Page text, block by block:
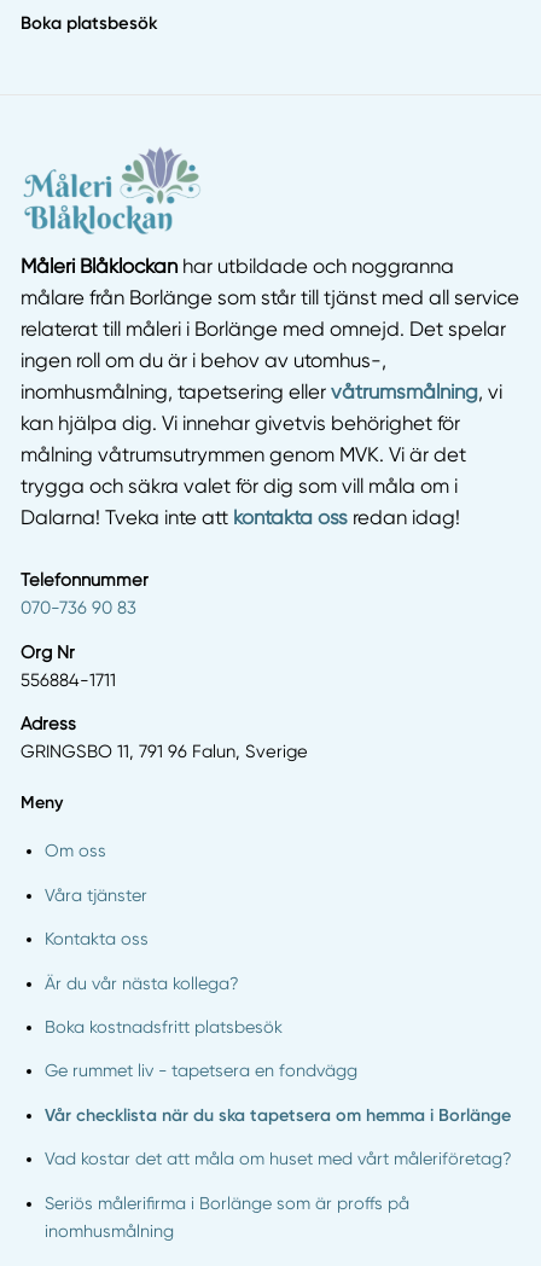
Boka platsbesök
Måleri Blåklockanhar utbildade och noggranna
målare från Borlänge som står till tjänst med all service
relaterat till måleri i Borlänge med omnejd. Det spelar
ingen roll om du är i behov av utomhus-,
inomhusmålning, tapetsering eller våtrumsmålning, vi
kan hjälpa dig. Vi innehar givetvis behörighet för
målning våtrumsutrymmen genom MVK. Vi är det
trygga och säkra valet för dig som vill måla om i
Dalarna! Tveka inte att kontakta ossredan idag!
Telefonnummer
070-736 90 83
Org Nr
556884-1711
Adress
GRINGSBO 11, 791 96 Falun, Sverige
Meny
Om oss
Våra tjänster
Kontakta oss
Är du vår nästa kollega?
Boka kostnadsfritt platsbesök
Ge rummet liv - tapetsera en fondvägg
Vår checklista när du ska tapetsera om hemma i Borlänge
Vad kostar det att måla om huset med vårt måleriföretag?
Seriös målerifirma i Borlänge som är proffs på
inomhusmålning